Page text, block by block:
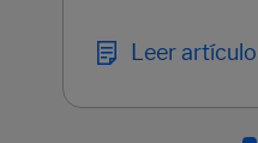
Leer artículo